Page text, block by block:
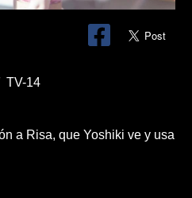
TV-14
a Risa, que Yoshiki ve y usa